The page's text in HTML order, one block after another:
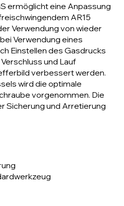
ermöglicht eine Anpassung
AR15
Verwendung von wieder
Verwendung eines
Einstellen des Gasdrucks
und Lauf
verbessert werden.
wird die optimale
vorgenommen. Die
Sicherung und Arretierung